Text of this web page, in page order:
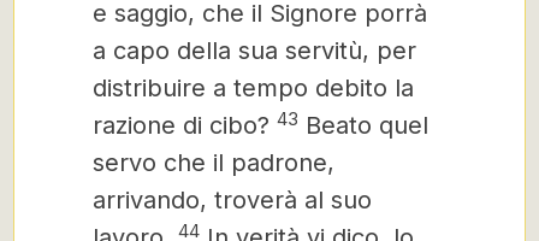
e saggio, che il Signore porrà
a capo della sua servitù, per
distribuire a tempo debito la
razione di cibo? 43 Beato quel
servo che il padrone,
arrivando, troverà al suo
44